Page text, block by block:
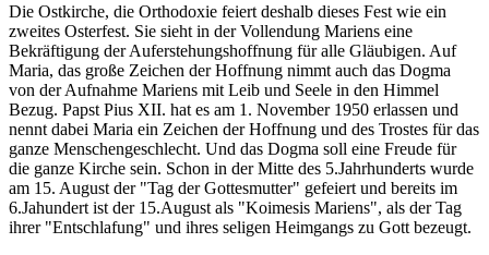
Die Ostkirche, die Orthodoxie feiert deshalb dieses Fest wie ein
zweites Osterfest. Sie sieht in der Vollendung Mariens eine
Bekräftigung der Auferstehungshoffnung für alle Gläubigen. Auf
Maria, das große Zeichen der Hoffnung nimmt auch das Dogma
von der Aufnahme Mariens mit Leib und Seele in den Himmel
Bezug. Papst Pius XII. hat es am 1. November 1950 erlassen und
nennt dabei Maria ein Zeichen der Hoffnung und des Trostes für das
ganze Menschengeschlecht. Und das Dogma soll eine Freude für
die ganze Kirche sein. Schon in der Mitte des 5.Jahrhunderts wurde
am 15. August der "Tag der Gottesmutter" gefeiert und bereits im
6.Jahundert ist der 15.August als "Koimesis Mariens", als der Tag
ihrer "Entschlafung" und ihres seligen Heimgangs zu Gott bezeugt.